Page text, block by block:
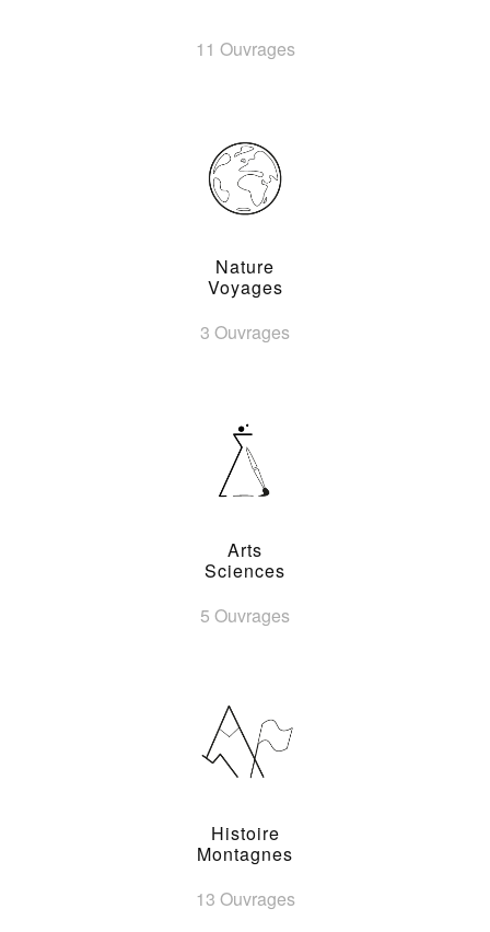
11 Ouvrages
Nature
Voyages
3 Ouvrages
Arts
Sciences
5 Ouvrages
Histoire
Montagnes
13 Ouvrages